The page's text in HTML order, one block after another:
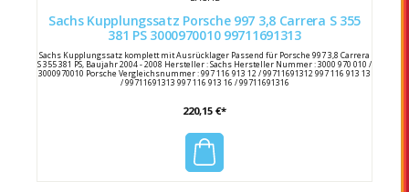
Sachs Kupplungssatz Porsche 997 3,8 Carrera S 355
381 PS 3000970010 99711691313
Sachs Kupplungssatz komplett mit Ausrücklager Passend für Porsche 997 3,8 Carrera
S 355 381 PS, Baujahr 2004 - 2008 Hersteller : Sachs Hersteller Nummer : 3000 970 010 /
3000970010 Porsche Vergleichsnummer : 997 116 913 12 / 99711691312 997 116 913 13
/ 99711691313 997 116 913 16 / 99711691316
220,15 €*